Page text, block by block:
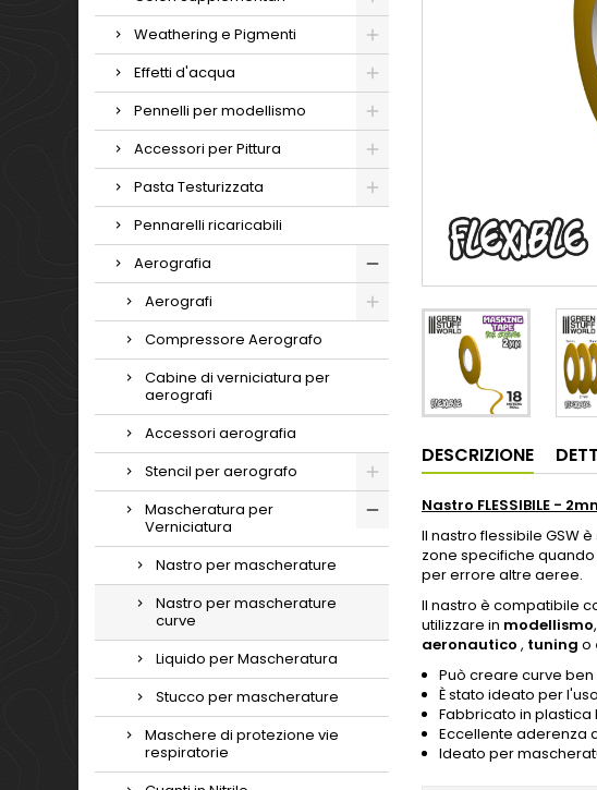
Weathering e Pigmenti
Effetti d'acqua
Pennelli per modellismo
Accessori per Pittura
Pasta Testurizzata
Pennarelli ricaricabili
Aerografia
Aerografi
Compressore Aerografo
Cabine di verniciatura per
aerografi
Accessori aerografia
Stencil per aerografo
Mascheratura per
Verniciatura
Nastro per mascherature
Nastro per mascherature
curve
Liquido per Mascheratura
Stucco per mascherature
Maschere di protezione vie
respiratorie
DESCRIZIONE
Nastro FLESSIBILE -
Il nastro flessibile GSW
zone specifiche quando
per errore altre aeree.
Il nastro è compatibile
utilizzare in modellismo,
aeronautico , tuning o
Può creare curve
È stato ideato per
Fabbricato in plastica
Eccellente aderenza
Ideato per